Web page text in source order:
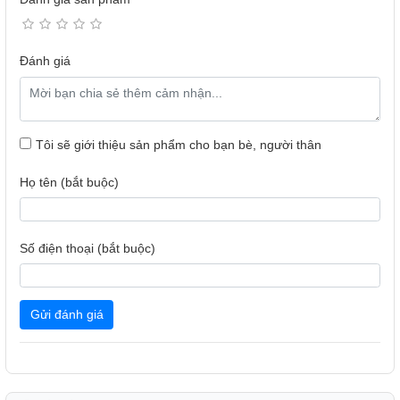
trưng của Mini LED.
Khi xem phim hoặc chương trình giải trí, bạn sẽ dễ dàng
cảm nhận được chi tiết rõ ràng trong cả vùng sáng và vùng
tối, màu sắc sống động hơn và độ tương phản sâu hơn,
tại nhà.
Đánh giá
Tôi sẽ giới thiệu sản phẩm cho bạn bè, người thân
Họ tên (bắt buộc)
Số điện thoại (bắt buộc)
Gửi đánh giá